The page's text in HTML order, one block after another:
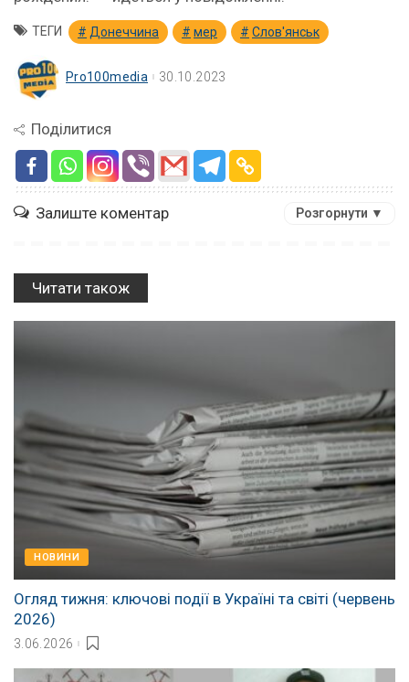
ТЕГИ Донеччина мер Слов'янськ
Pro100media 30.10.2023
Поділитися
Залиште коментар Розгорнути ▼
Читати також
НОВИНИ
Огляд тижня: ключові події в Україні та світі (червень
2026)
3.06.2026